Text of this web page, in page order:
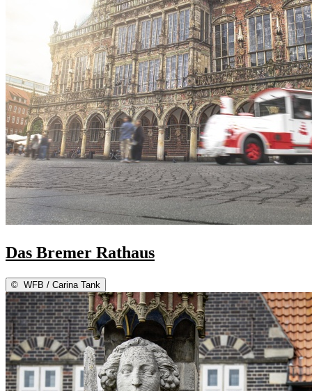
Das Bremer Rathaus
© WFB / Carina Tank